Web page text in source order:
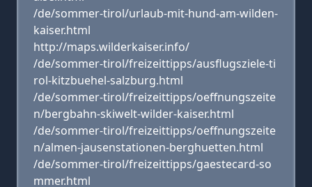
/de/sommer-tirol/urlaub-mit-hund-am-wilden-
kaiser.html
http://maps.wilderkaiser.info/
/de/sommer-tirol/freizeittipps/ausflugsziele-ti
rol-kitzbuehel-salzburg.html
/de/sommer-tirol/freizeittipps/oeffnungszeite
n/bergbahn-skiwelt-wilder-kaiser.html
/de/sommer-tirol/freizeittipps/oeffnungszeite
n/almen-jausenstationen-berghuetten.html
/de/sommer-tirol/freizeittipps/gaestecard-so
mmer.html